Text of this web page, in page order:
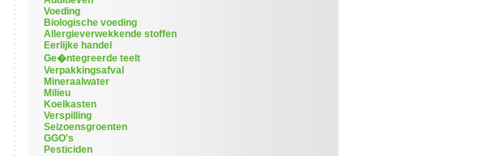
Voeding
Biologische voeding
Allergieverwekkende stoffen
Eerlijke handel
Ge�ntegreerde teelt
Verpakkingsafval
Mineraalwater
Milieu
Koelkasten
Verspilling
Seizoensgroenten
GGO's
Pesticiden